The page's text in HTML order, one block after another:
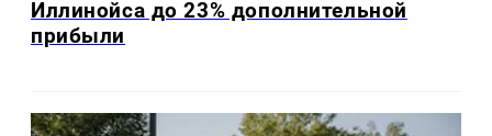
Иллинойса до 23% дополнительной
прибыли